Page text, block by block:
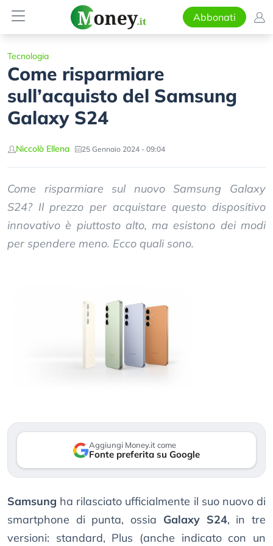
Abbonati
Tecnologia
Come risparmiare
sull’acquisto del Samsung
Galaxy S24
Niccolò Ellena 25 Gennaio 2024 - 09:04
Come risparmiare sul nuovo Samsung Galaxy
S24? Il prezzo per acquistare questo dispositivo
innovativo è piuttosto alto, ma esistono dei modi
per spendere meno. Ecco quali sono.
Aggiungi Money.it come
Fonte preferita su Google
Samsung ha rilasciato ufficialmente il suo nuovo di
smartphone di punta, ossia Galaxy S24, in tre
versioni: standard, Plus (anche indicato con un